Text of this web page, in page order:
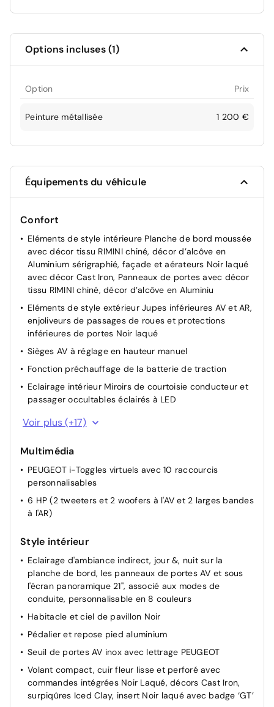
Options incluses (1)
Option Prix
Peinture métallisée 1 200 €
Équipements du véhicule
Confort
Eléments de style intérieure Planche de bord moussée
avec décor tissu RIMINI chiné, décor d’alcôve en
Aluminium sérigraphié, façade et aérateurs Noir laqué
avec décor Cast Iron, Panneaux de portes avec décor
tissu RIMINI chiné, décor d’alcôve en Aluminiu
Eléments de style extérieur Jupes inférieures AV et AR,
enjoliveurs de passages de roues et protections
inférieures de portes Noir laqué
Sièges AV à réglage en hauteur manuel
Fonction préchauffage de la batterie de traction
Eclairage intérieur Miroirs de courtoisie conducteur et
passager occultables éclairés à LED
PEUGEOT i-Cockpit panoramique avec écran incurvé
et flottant 21'' HD
Banquette AR avec dossier rabattable 40/20/40 avec
Chargeur embarqué 11 kW triphasé bi-directionnel
Avec prédisposition V2L (Vehicle to Load)
Pack Safety Plus Régulateur / Limiteur de vitesse,
franchissement involontaire de ligne et bas côté,
Reconnaissance étendue des panneaux de
6 airbags: Frontaux conducteur et passager (passager
neutralisable par clé), latéraux conducteur et passager
AV (thorax et bassin), rideaux aux places AV et AR
(tête et thorax)
Rétroviseurs extérieurs dégivrants avec réglage et
rabattement électriques, éclairage de seuil
Boîte automatique à variation continue
Sièges AV chauffants
Air conditionné automatique bi-zone
Voir plus (+17)
Multimédia
PEUGEOT i-Toggles virtuels avec 10 raccourcis
personnalisables
6 HP (2 tweeters et 2 woofers à l'AV et 2 larges bandes
à l'AR)
Style intérieur
Eclairage d'ambiance indirect, jour &, nuit sur la
planche de bord, les panneaux de portes AV et sous
l'écran panoramique 21'', associé aux modes de
conduite, personnalisable en 8 couleurs
Habitacle et ciel de pavillon Noir
Pédalier et repose pied aluminium
Seuil de portes AV inox avec lettrage PEUGEOT
Volant compact, cuir fleur lisse et perforé avec
commandes intégrées Noir Laqué, décors Cast Iron,
surpiqûres Iced Clay, insert Noir laqué avec badge ‘GT’